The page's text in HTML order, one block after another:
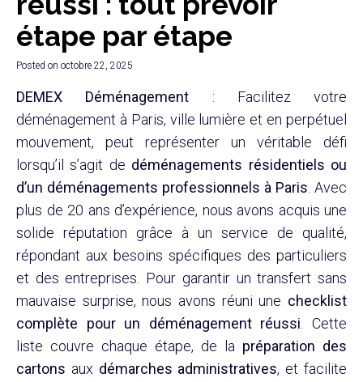
étape par étape
Posted on octobre 22, 2025
DEMEX Déménagement : Facilitez votre
déménagement à Paris, ville lumière et en perpétuel
mouvement, peut représenter un véritable défi
lorsqu’il s’agit de déménagements résidentiels ou
d’un déménagements professionnels à Paris . Avec
plus de 20 ans d’expérience, nous avons acquis une
solide réputation grâce à un service de qualité,
répondant aux besoins spécifiques des particuliers
et des entreprises. Pour garantir un transfert sans
mauvaise surprise, nous avons réuni une checklist
complète pour un déménagement réussi . Cette
liste couvre chaque étape, de la préparation des
cartons aux démarches administratives, et facilite